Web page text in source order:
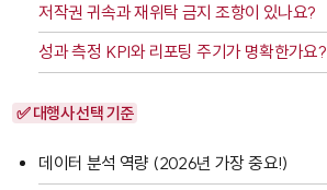
저작권 귀속과 재위탁 금지 조항이 있나요?
성과 측정 KPI와 리포팅 주기가 명확한가요?
✅ 대행사 선택 기준
데이터 분석 역량 (2026년 가장 중요!)